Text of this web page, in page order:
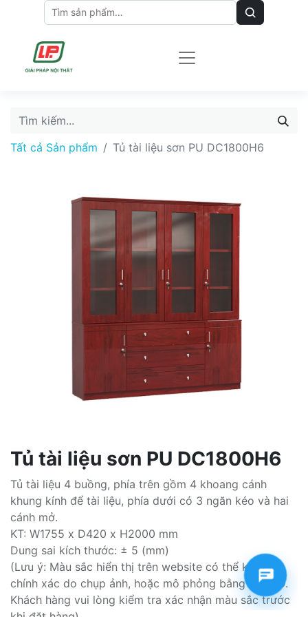
Tất cả Sản phẩm Tủ tài liệu sơn PU DC1800H6
Tủ tài liệu sơn PU DC1800H6
Tủ tài liệu 4 buồng, phía trên gồm 4 khoang cánh
khung kính để tài liệu, phía dưới có 3 ngăn kéo và hai
cánh mở.
KT: W1755 x D420 x H2000 mm
Dung sai kích thước: ± 5 (mm)
(Lưu ý: Màu sắc hiển thị trên website có thể không
chính xác do chụp ảnh, hoặc mô phỏng bằng ảnh 3D.
Khách hàng vui lòng kiểm tra xác nhận màu sắc trước